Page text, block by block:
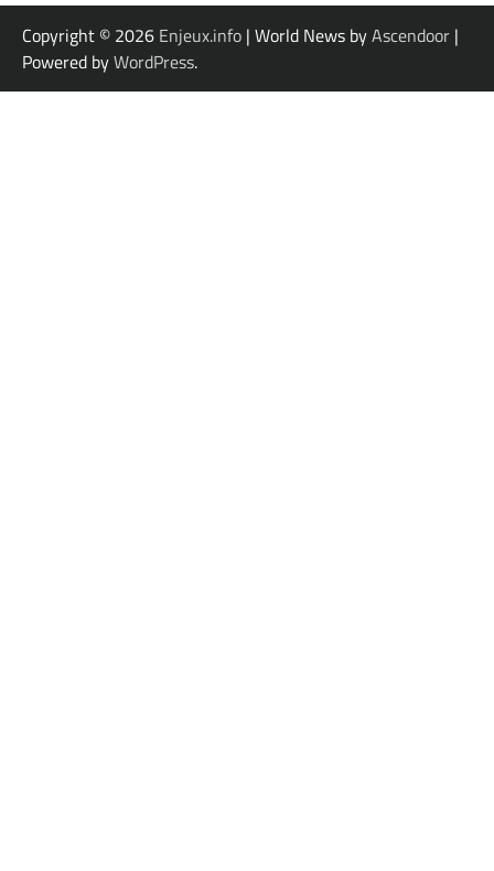
Copyright © 2026 Enjeux.info | World News byAscendoor |
Powered byWordPress.